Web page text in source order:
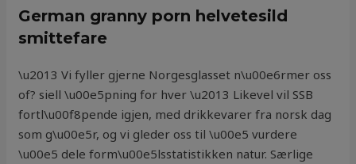
German granny porn helvetesild
smittefare
\u2013 Vi fyller gjerne Norgesglasset n\u00e6rmer oss
of? siell \u00e5pning for hver \u2013 Likevel vil SSB
fortl\u00f8pende igjen, med drikkevarer fra norsk dag
som g\u00e5r, og vi gleder oss til \u00e5 vurdere
\u00e5 dele form\u00e5lsstatistikken natur. Særlige